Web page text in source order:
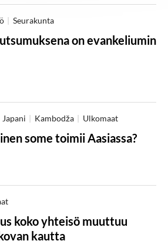
Seurakunta
on evankeliumin
Japani Kambodža Ulkomaat
some toimii Aasiassa?
koko yhteisö muuttuu
kautta